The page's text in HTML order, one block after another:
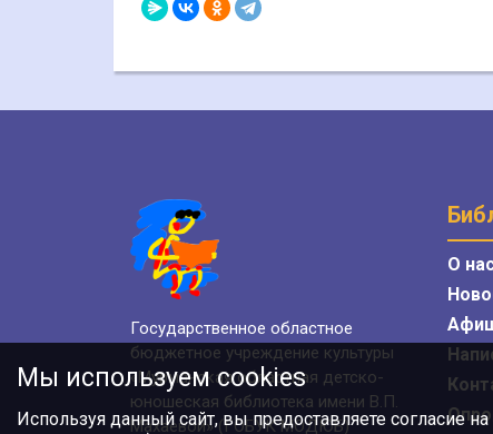
Государственное областное
бюджетное учреждение культуры
«Мурманская областная детско-
юношеская библиотека имени В.П.
Махаевой» (ГОБУК МОДЮБ)
О
Мы используем cookies
Используя данный сайт, вы предоставляете согласие